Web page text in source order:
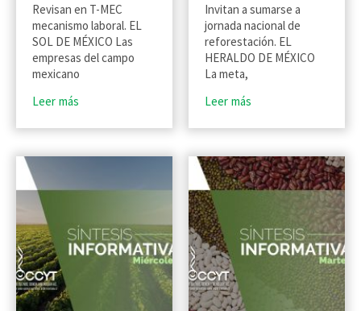
Revisan en T-MEC
mecanismo laboral. EL
SOL DE MÉXICO Las
empresas del campo
mexicano
Leer más
Invitan a sumarse a
jornada nacional de
reforestación. EL
HERALDO DE MÉXICO
La meta,
Leer más